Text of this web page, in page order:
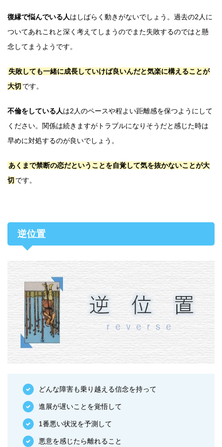
復縁で悩んでいる人はしばらく動きがないでしょう。過去の2人に
ついてあれこれと深く考えてしまうのでまた失敗するのではと懸
念してまうようです。
失敗しても一緒に成長していけば良いんだと気楽に構えることが
大切 です。
不倫をしている人は2人のペースや程よい距離感を保つようにして
ください。関係は続きますがトラブルになりそうだと感じた時は
早めに対処するのが良いでしょう。
あくまで禁断の恋だということを自覚して気を抜かないことが大
切 です。
逆位置
どんな障害も乗り越える信念を持って
進展が遅いことを覚悟して
1番悪い状況を予測して
悪意を感じたら離れること